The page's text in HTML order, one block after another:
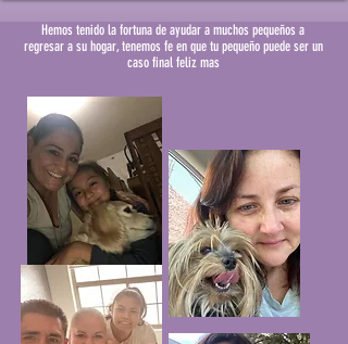
Hemos tenido la fortuna de ayudar a muchos pequeños a
regresar a su hogar, tenemos fe en que tu pequeño puede ser un
caso final feliz mas